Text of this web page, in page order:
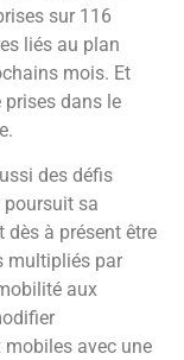
sur 116
liés au plan
mois. Et
prises dans le
des défis
poursuit sa
à présent être
multipliés par
aux
mobiles avec une